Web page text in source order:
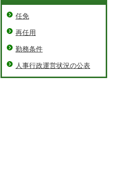
任免
再任用
勤務条件
人事行政運営状況の公表